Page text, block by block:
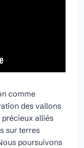
comme
des vallons
précieux alliés
sur terres
poursuivons